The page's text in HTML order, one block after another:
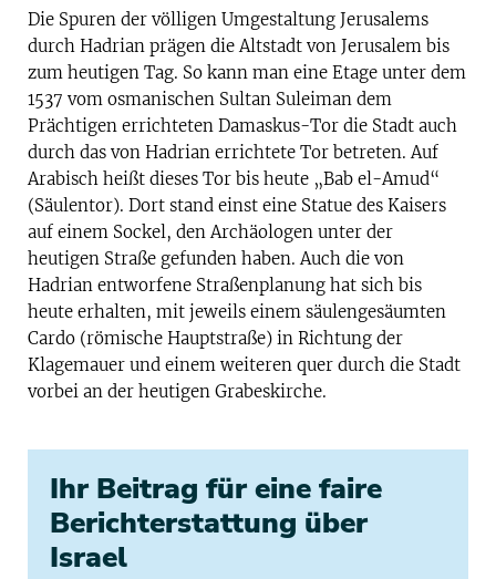
Die Spuren der völligen Umgestaltung Jerusalems
durch Hadrian prägen die Altstadt von Jerusalem bis
zum heutigen Tag. So kann man eine Etage unter dem
1537 vom osmanischen Sultan Suleiman dem
Prächtigen errichteten Damaskus-Tor die Stadt auch
durch das von Hadrian errichtete Tor betreten. Auf
Arabisch heißt dieses Tor bis heute „Bab el-Amud“
(Säulentor). Dort stand einst eine Statue des Kaisers
auf einem Sockel, den Archäologen unter der
heutigen Straße gefunden haben. Auch die von
Hadrian entworfene Straßenplanung hat sich bis
heute erhalten, mit jeweils einem säulengesäumten
Cardo (römische Hauptstraße) in Richtung der
Klagemauer und einem weiteren quer durch die Stadt
vorbei an der heutigen Grabeskirche.
Ihr Beitrag für eine faire
Berichterstattung über
Israel